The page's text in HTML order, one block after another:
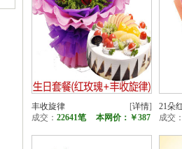
丰收旋律 [详情]
成交： 22641笔 本网价： ￥387
21朵
成交